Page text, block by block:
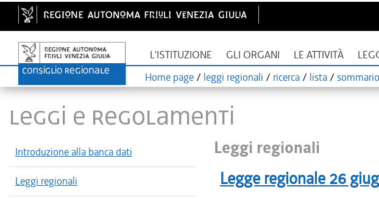
L'ISTITUZIONE GLI ORGANI LE ATTIVITÀ
Home page / leggi regionali / ricerca / lista /
LEGGI E REGOLAMENTI
Introduzione alla banca dati
Leggi regionali
Leggi regionali
Legge regionale 26